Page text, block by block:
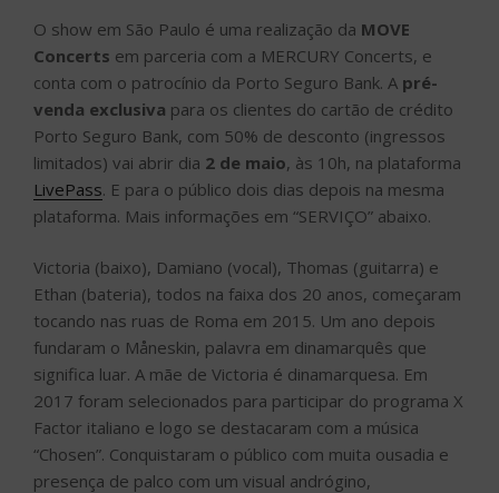
O show em São Paulo é uma realização da MOVE
Concerts em parceria com a MERCURY Concerts, e
conta com o patrocínio da Porto Seguro Bank. A pré-
venda exclusiva para os clientes do cartão de crédito
Porto Seguro Bank, com 50% de desconto (ingressos
limitados) vai abrir dia 2 de maio, às 10h, na plataforma
LivePass. E para o público dois dias depois na mesma
plataforma. Mais informações em “SERVIÇO” abaixo.
Victoria (baixo), Damiano (vocal), Thomas (guitarra) e
Ethan (bateria), todos na faixa dos 20 anos, começaram
tocando nas ruas de Roma em 2015. Um ano depois
fundaram o Måneskin, palavra em dinamarquês que
significa luar. A mãe de Victoria é dinamarquesa. Em
2017 foram selecionados para participar do programa X
Factor italiano e logo se destacaram com a música
“Chosen”. Conquistaram o público com muita ousadia e
presença de palco com um visual andrógino,